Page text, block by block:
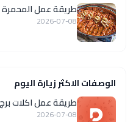
طريقة عمل المحمرة
2026-07-08
الوصفات الاكثر زيارة اليوم
طريقة عمل اكلات
2026-07-08